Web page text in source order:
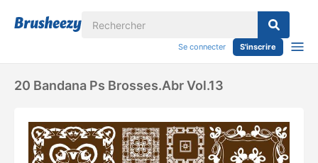
Se connecter S'inscrire
20 Bandana Ps Brosses.abr Vol.13